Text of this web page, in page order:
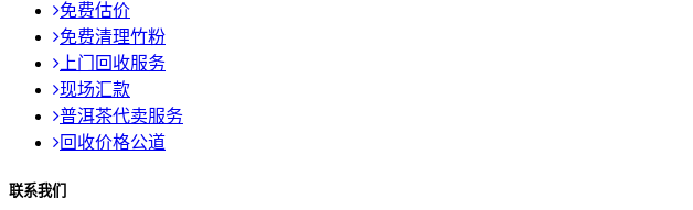
免费估价
免费清理竹粉
上门回收服务
现场汇款
普洱茶代卖服务
回收价格公道
联系我们